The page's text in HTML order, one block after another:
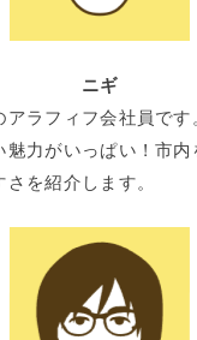
ニギ
アラフィフ会社員です
魅力がいっぱい！市内
を紹介します。